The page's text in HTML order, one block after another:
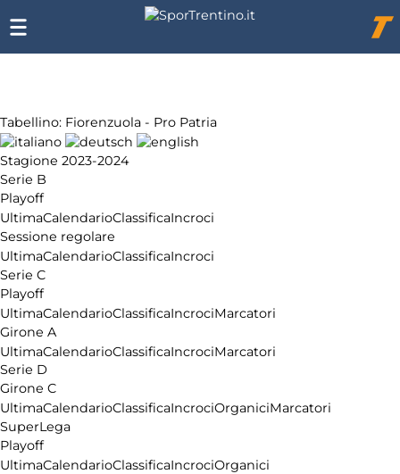
Tabellino: Fiorenzuola - Pro Patria
Stagione 2023-2024
Serie B
Playoff
UltimaCalendarioClassificaIncroci
Sessione regolare
UltimaCalendarioClassificaIncroci
Serie C
Playoff
UltimaCalendarioClassificaIncrociMarcatori
Girone A
UltimaCalendarioClassificaIncrociMarcatori
Serie D
Girone C
UltimaCalendarioClassificaIncrociOrganiciMarcatori
SuperLega
Playoff
UltimaCalendarioClassificaIncrociOrganici
Chi
siamo
Affiliazione